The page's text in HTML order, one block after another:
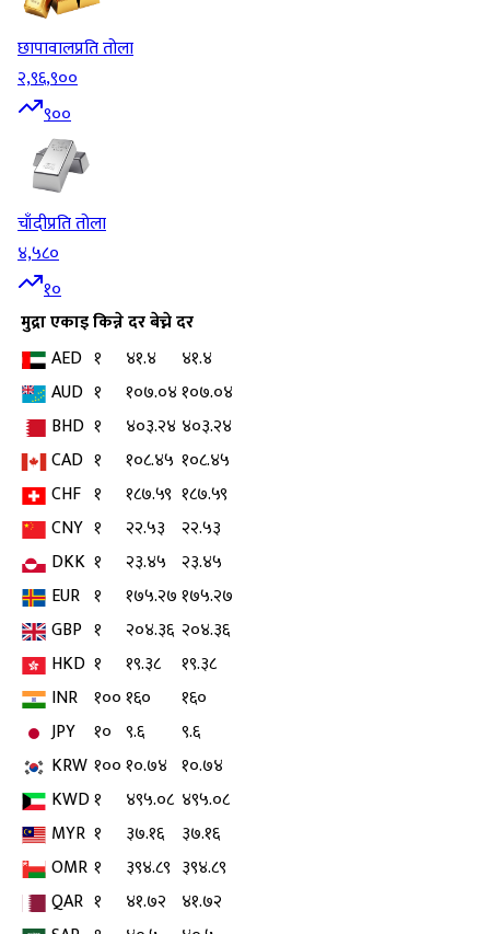
छापावालप्रति तोला
२,९६,९००
९००
चाँदीप्रति तोला
४,५८०
१०
मुद्राएकाइकिन्ने दरबेच्ने दर
AED १ ४१.४
४१.४
AUD १ १०७.०४१०७.०४
BHD १ ४०३.२४ ४०३.२४
CAD १ १०८.४५ १०८.४५
CHF १ १८७.५९ १८७.५९
CNY १ २२.५३
२२.५३
DKK १ २३.४५ २३.४५
EUR १ १७५.२७१७५.२७
GBP १ २०४.३६ २०४.३६
HKD १ १९.३८
१९.३८
INR १००१६०
१६०
JPY
१० ९.६
९.६
KRW १००१०.७४ १०.७४
KWD१ ४९५.०८ ४९५.०८
MYR १ ३७.१६
३७.१६
OMR १ ३९४.८९ ३९४.८९
QAR १ ४१.७२ ४१.७२